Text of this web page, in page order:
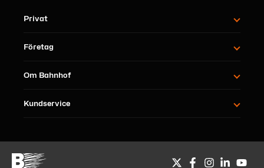
Privat
Företag
Om Bahnhof
Kundservice